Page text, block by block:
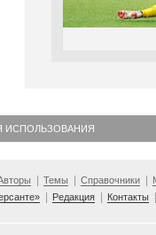
ИСПОЛЬЗОВАНИЯ
Темы Справочники
Редакция Контакты